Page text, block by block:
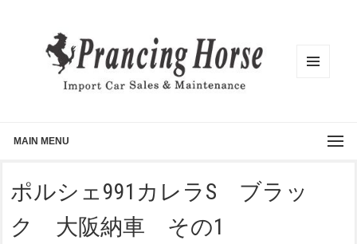
MAIN MENU
ポルシェ991カレラS ブラッ
ク 大阪納車 その1